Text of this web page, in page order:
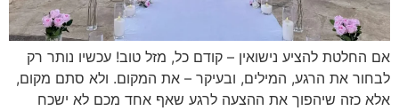
אם החלטת להציע נישואין – קודם כל, מזל טוב! עכשיו נותר רק
לבחור את הרגע, המילים, ובעיקר – את המקום. ולא סתם מקום,
אלא כזה שיהפוך את ההצעה לרגע שאף אחד מכם לא ישכח